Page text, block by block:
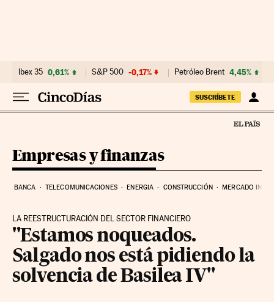
Ibex 35 0,61% S&P 500 -0,17% Petróleo Brent 4,45%
SUSCRÍBETE
Empresas y finanzas
BANCA TELECOMUNICACIONES ENERGIA CONSTRUCCIÓN MERCADO
LA REESTRUCTURACIÓN DEL SECTOR FINANCIERO
"Estamos noqueados.
Salgado nos está pidiendo la
solvencia de Basilea IV"